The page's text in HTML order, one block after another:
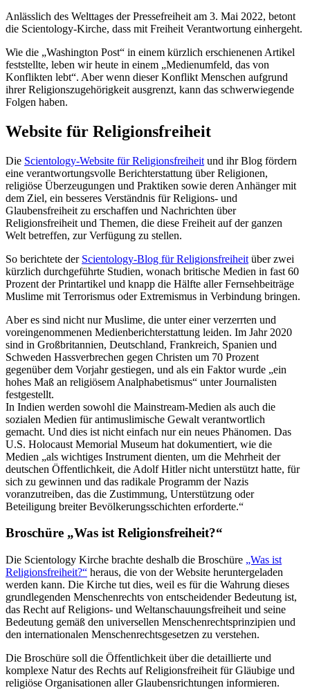
Anlässlich des Welttages der Pressefreiheit am 3. Mai 2022, betont
die Scientology-Kirche, dass mit Freiheit Verantwortung einhergeht.
Wie die „Washington Post“ in einem kürzlich erschienenen Artikel
feststellte, leben wir heute in einem „Medienumfeld, das von
Konflikten lebt“. Aber wenn dieser Konflikt Menschen aufgrund
ihrer Religionszugehörigkeit ausgrenzt, kann das schwerwiegende
Folgen haben.
Website für Religionsfreiheit
Die Scientology-Website für Religionsfreiheit und ihr Blog fördern
eine verantwortungsvolle Berichterstattung über Religionen,
religiöse Überzeugungen und Praktiken sowie deren Anhänger mit
dem Ziel, ein besseres Verständnis für Religions- und
Glaubensfreiheit zu erschaffen und Nachrichten über
Religionsfreiheit und Themen, die diese Freiheit auf der ganzen
Welt betreffen, zur Verfügung zu stellen.
So berichtete der Scientology-Blog für Religionsfreiheit über zwei
kürzlich durchgeführte Studien, wonach britische Medien in fast 60
Prozent der Printartikel und knapp die Hälfte aller Fernsehbeiträge
Muslime mit Terrorismus oder Extremismus in Verbindung bringen.
Aber es sind nicht nur Muslime, die unter einer verzerrten und
voreingenommenen Medienberichterstattung leiden. Im Jahr 2020
sind in Großbritannien, Deutschland, Frankreich, Spanien und
Schweden Hassverbrechen gegen Christen um 70 Prozent
gegenüber dem Vorjahr gestiegen, und als ein Faktor wurde „ein
hohes Maß an religiösem Analphabetismus“ unter Journalisten
festgestellt.
In Indien werden sowohl die Mainstream-Medien als auch die
sozialen Medien für antimuslimische Gewalt verantwortlich
gemacht. Und dies ist nicht einfach nur ein neues Phänomen. Das
U.S. Holocaust Memorial Museum hat dokumentiert, wie die
Medien „als wichtiges Instrument dienten, um die Mehrheit der
deutschen Öffentlichkeit, die Adolf Hitler nicht unterstützt hatte, für
sich zu gewinnen und das radikale Programm der Nazis
voranzutreiben, das die Zustimmung, Unterstützung oder
Beteiligung breiter Bevölkerungsschichten erforderte.“
Broschüre „Was ist Religionsfreiheit?“
Die Scientology Kirche brachte deshalb die Broschüre „Was ist
Religionsfreiheit?“ heraus, die von der Website heruntergeladen
werden kann. Die Kirche tut dies, weil es für die Wahrung dieses
grundlegenden Menschenrechts von entscheidender Bedeutung ist,
das Recht auf Religions- und Weltanschauungsfreiheit und seine
Bedeutung gemäß den universellen Menschenrechtsprinzipien und
den internationalen Menschenrechtsgesetzen zu verstehen.
Die Broschüre soll die Öffentlichkeit über die detaillierte und
komplexe Natur des Rechts auf Religionsfreiheit für Gläubige und
religiöse Organisationen aller Glaubensrichtungen informieren.